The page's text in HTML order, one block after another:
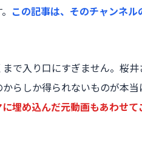
この記事は、そのチャンネ
で入り口にすぎません。桜井
らしか得られないものが本当
埋め込んだ元動画もあわせ